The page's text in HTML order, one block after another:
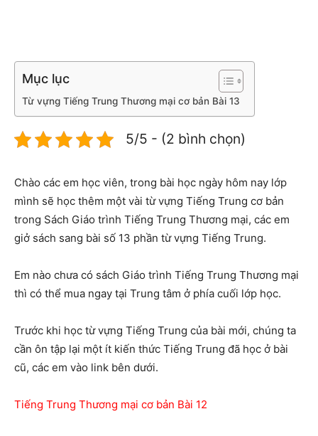
Mục lục
Từ vựng Tiếng Trung Thương mại cơ bản Bài 13
5/5 - (2 bình chọn)
Chào các em học viên, trong bài học ngày hôm nay lớp
mình sẽ học thêm một vài từ vựng Tiếng Trung cơ bản
trong Sách Giáo trình Tiếng Trung Thương mại, các em
giở sách sang bài số 13 phần từ vựng Tiếng Trung.
Em nào chưa có sách Giáo trình Tiếng Trung Thương mại
thì có thể mua ngay tại Trung tâm ở phía cuối lớp học.
Trước khi học từ vựng Tiếng Trung của bài mới, chúng ta
cần ôn tập lại một ít kiến thức Tiếng Trung đã học ở bài
cũ, các em vào link bên dưới.
Tiếng Trung Thương mại cơ bản Bài 12